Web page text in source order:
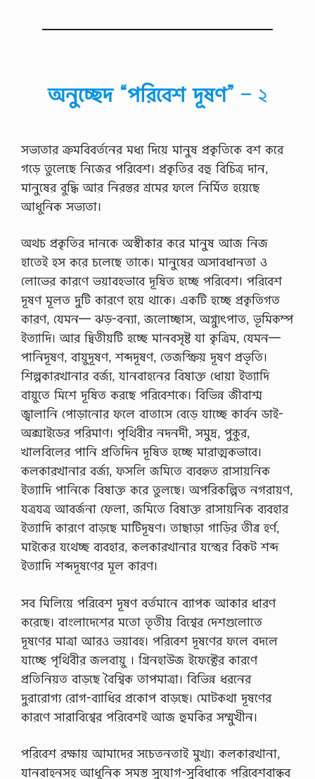
অনুচ্ছেদ “পরিবেশ দূষণ” – ২
সভ্যতার ক্রমবিবর্তনের মধ্য দিয়ে মানুষ প্রকৃতিকে বশ করে
গড়ে তুলেছে নিজের পরিবেশ। প্রকৃতির বহু বিচিত্র দান,
মানুষের বুদ্ধি আর নিরন্তর শ্রমের ফলে নির্মিত হয়েছে
আধুনিক সভ্যতা।
অথচ প্রকৃতির দানকে অস্বীকার করে মানুষ আজ নিজ
হাতেই হস করে চলেছে তাকে। মানুষের অসাবধানতা ও
লােভের কারণে ভয়াবহভাবে দূষিত হচ্ছে পরিবেশ। পরিবেশ
দূষণ মূলত দুটি কারণে হয়ে থাকে। একটি হচ্ছে প্রকৃতিগত
কারণ, যেমন— ঝড়-বন্যা, জলােচ্ছাস, অগ্ন্যুৎপাত, ভূমিকম্প
ইত্যাদি। আর দ্বিতীয়টি হচ্ছে মানবসৃষ্ট যা কৃত্রিম, যেমন—
পানিদূষণ, বায়ুদূষণ, শব্দদূষণ, তেজস্ক্রিয় দূষণ প্রভৃতি।
শিল্পকারখানার বর্জ্য, যানবাহনের বিষাক্ত ধোয়া ইত্যাদি
বায়ুতে মিশে দূষিত করছে পরিবেশকে। বিভিন্ন জীবাশ্ম
জ্বালানি পােড়ানাের ফলে বাতাসে বেড়ে যাচ্ছে কার্বন ডাই-
অক্সাইডের পরিমাণ। পৃথিবীর নদনদী, সমুদ্র, পুকুর,
খালবিলের পানি প্রতিদিন দূষিত হচ্ছে মারাত্মকভাবে।
কলকারখানার বর্জ্য, ফসলি জমিতে ব্যবহৃত রাসায়নিক
ইত্যাদি পানিকে বিষাক্ত করে তুলছে। অপরিকল্পিত নগরায়ণ,
যত্রযত্র আবর্জনা ফেলা, জমিতে বিষাক্ত রাসায়নিক ব্যবহার
ইত্যাদি কারণে বাড়ছে মাটিদূষণ। তাছাড়া গাড়ির তীব্র হর্ণ,
মাইকের যথেচ্ছ ব্যবহার, কলকারখানার যন্ত্রের বিকট শব্দ
ইত্যাদি শব্দদূষণের মূল কারণ।
সব মিলিয়ে পরিবেশ দূষণ বর্তমানে ব্যাপক আকার ধারণ
করেছে। বাংলাদেশের মতাে তৃতীয় বিশ্বের দেশগুলােতে
দূষণের মাত্রা আরও ভয়াবহ। পরিবেশ দূষণের ফলে বদলে
যাচ্ছে পৃথিবীর জলবায়ু । গ্রিনহাউজ ইফেক্টের কারণে
প্রতিনিয়ত বাড়ছে বৈশ্বিক তাপমাত্রা। বিভিন্ন ধরনের
দুরারােগ্য রােগ-ব্যাধির প্রকোপ বাড়ছে। মােটকথা দূষণের
কারণে সারাবিশ্বের পরিবেশই আজ হুমকির সম্মুখীন।
পরিবেশ রক্ষায় আমাদের সচেতনতাই মুখ্য। কলকারখানা,
যানবাহনসহ আধুনিক সমস্ত সুযােগ-সুবিধাকে পরিবেশবান্ধব